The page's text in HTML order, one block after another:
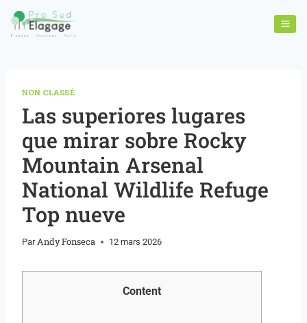
NON CLASSÉ
Las superiores lugares
que mirar sobre Rocky
Mountain Arsenal
National Wildlife Refuge
Top nueve
Par Andy Fonseca 12 mars 2026
Content